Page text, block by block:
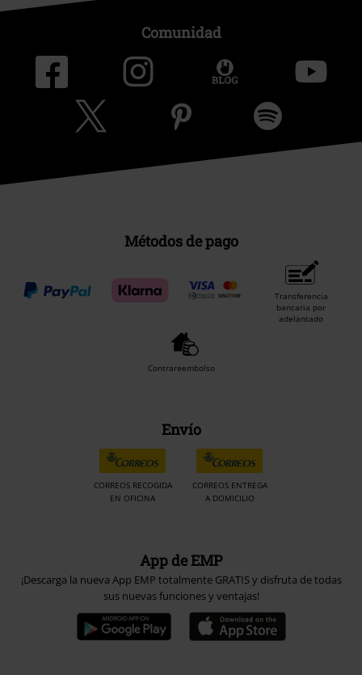
Comunidad
Métodos de pago
Transferencia
bancaria por
adelantado
Contrareembolso
Envío
CORREOS RECOGIDA
EN OFICINA
CORREOS ENTREGA
A DOMICILIO
App de EMP
¡Descarga la nueva App EMP totalmente GRATIS y disfruta de todas
sus nuevas funciones y ventajas!